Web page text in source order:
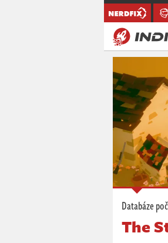
Databáze
The